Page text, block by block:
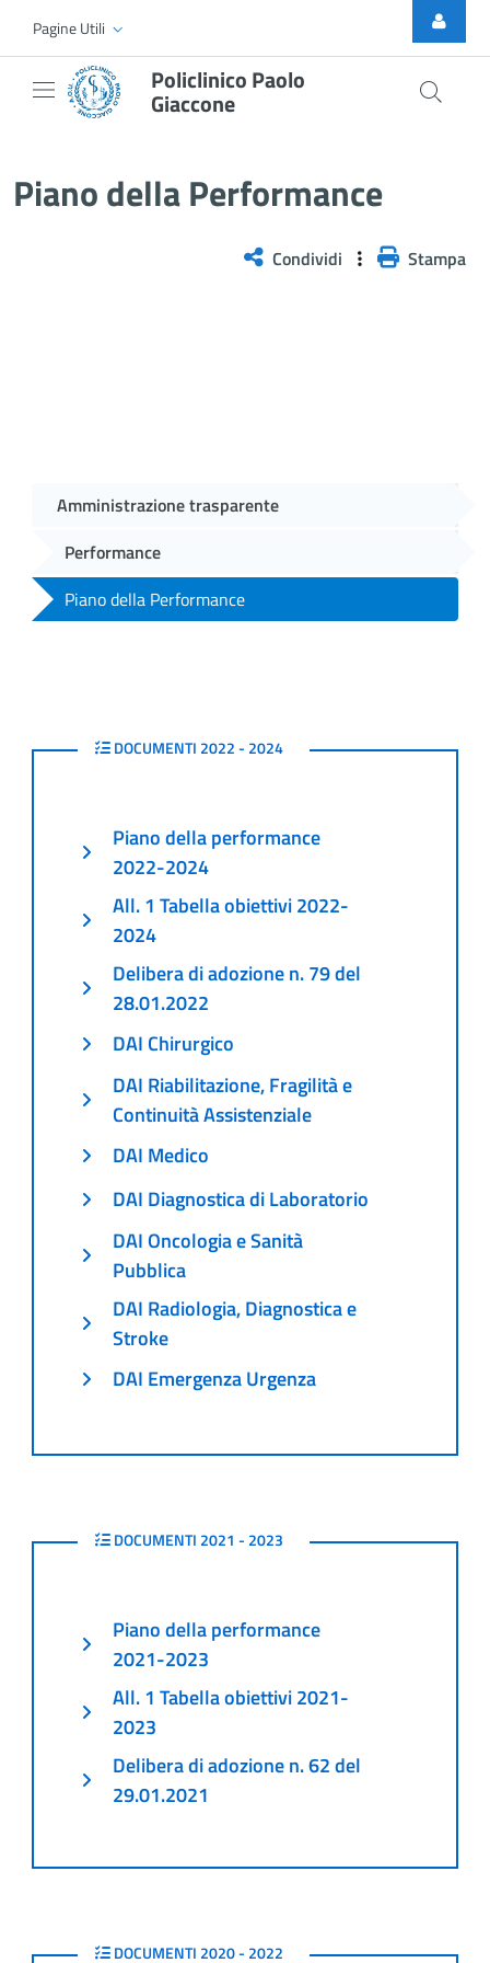
Skip to Main Content
Pagine Utili
Policlinico Paolo
Giaccone
Piano della Performance
Condividi Stampa
Amministrazione trasparente
Performance
Piano della Performance
2022 - 2024
DOCUMENTI 2022 - 2024
Piano della performance
2022-2024
All. 1 Tabella obiettivi 2022-
2024
Delibera di adozione n. 79 del
28.01.2022
DAI Chirurgico
DAI Riabilitazione, Fragilità e
Continuità Assistenziale
DAI Medico
DAI Diagnostica di Laboratorio
DAI Oncologia e Sanità
Pubblica
DAI Radiologia, Diagnostica e
Stroke
DAI Emergenza Urgenza
2021 - 2023
DOCUMENTI 2021 - 2023
Piano della performance
2021-2023
All. 1 Tabella obiettivi 2021-
2023
Delibera di adozione n. 62 del
29.01.2021
2020 - 2022
DOCUMENTI 2020 - 2022